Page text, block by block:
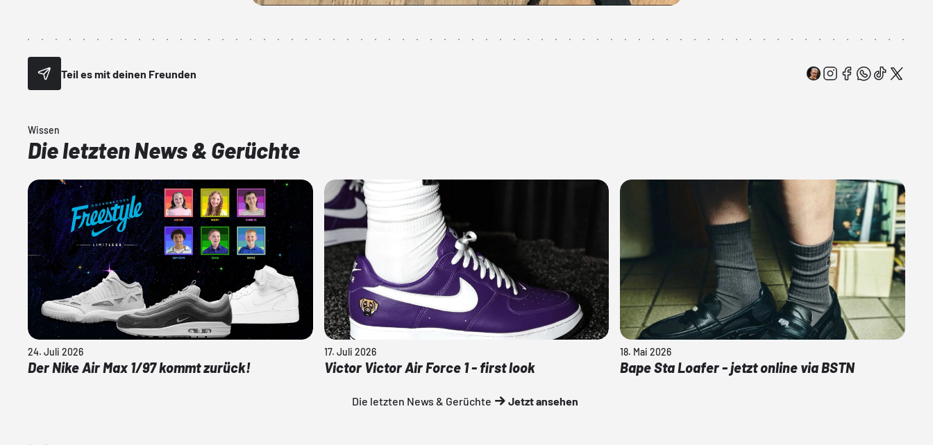
Teil es mit deinen Freunden
Wissen
Die letzten News & Gerüchte
24. Juli 2026
Der Nike Air Max 1/97 kommt zurück!
17. Juli 2026
Victor Victor Air Force 1 - first look
18. Mai 2026
Bape Sta Loafer - jetzt online via BSTN
Die letzten News & Gerüchte Jetzt ansehen